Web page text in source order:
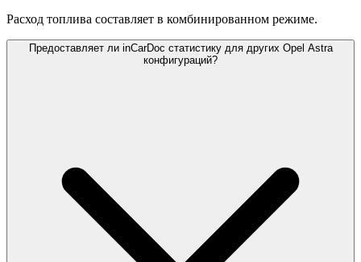
Расход топлива составляет в комбинированном режиме.
Предоставляет ли inCarDoc статистику для других Opel Astra
конфигураций?